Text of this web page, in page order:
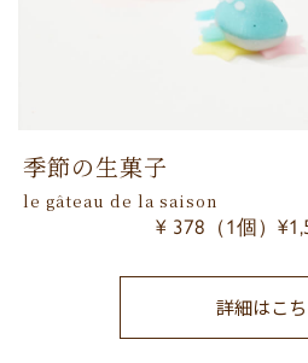
季節の生菓子
le gâteau de la saison
¥ 378（1個）
詳細はこ